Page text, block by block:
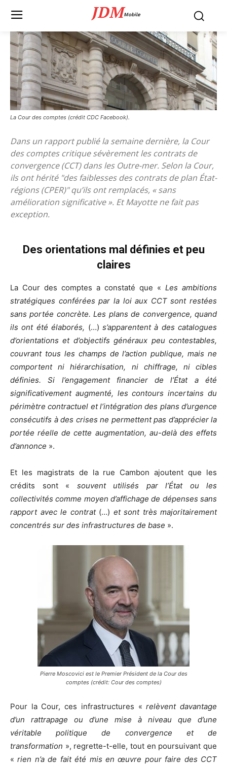
JDMMobile
La Cour des comptes (crédit CDC Facebook).
Dans un rapport publié la semaine dernière, la Cour
des comptes critique sévèrement les contrats de
convergence (CCT) dans les Outre-mer. Selon la Cour,
ils ont hérité "des faiblesses des contrats de plan État-
régions (CPER)" qu’ils ont remplacés, « sans
amélioration significative ». Et Mayotte ne fait pas
exception.
Des orientations mal définies et peu
claires
La Cour des comptes a constaté que « Les ambitions
stratégiques conférées par la loi aux CCT sont restées
sans portée concrète. Les plans de convergence, quand
ils ont été élaborés, (…) s’apparentent à des catalogues
d’orientations et d’objectifs généraux peu contestables,
couvrant tous les champs de l’action publique, mais ne
comportent ni hiérarchisation, ni chiffrage, ni cibles
définies.
Si l’engagement financier de l’État a été
significativement augmenté, les contours incertains du
périmètre contractuel et l’intégration des plans d’urgence
consécutifs à des crises ne permettent pas d’apprécier la
portée réelle de cette augmentation, au-delà des effets
d’annonce ».
Et les magistrats de la rue Cambon ajoutent que les
crédits sont « souvent utilisés par l’État ou les
collectivités comme moyen d’affichage de dépenses sans
rapport avec le contrat(…) et sont très majoritairement
concentrés sur des infrastructures de base ».
Pierre Moscovici est le Premier Président de la Cour des
comptes (crédit: Cour des comptes)
Pour la Cour, ces infrastructures «relèvent davantage
d’un rattrapage ou d’une mise à niveau que d’une
véritable politique de convergence et de
transformation », regrette-t-elle, tout en poursuivant que
«rien n’a de fait été mis en œuvre pour faire des CCT